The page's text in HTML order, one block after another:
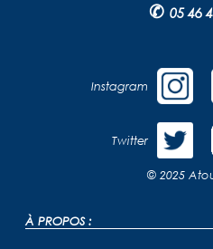
✆ 05 46
Instagram
Twitter
© 2025
À PROPOS :